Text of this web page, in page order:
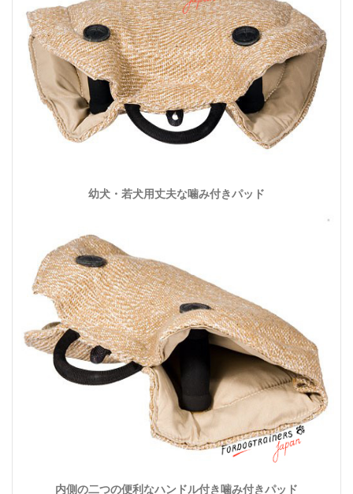
幼犬・若犬用丈夫な噛み付きパッド
内側の二つの便利なハンドル付き噛み付きパッド